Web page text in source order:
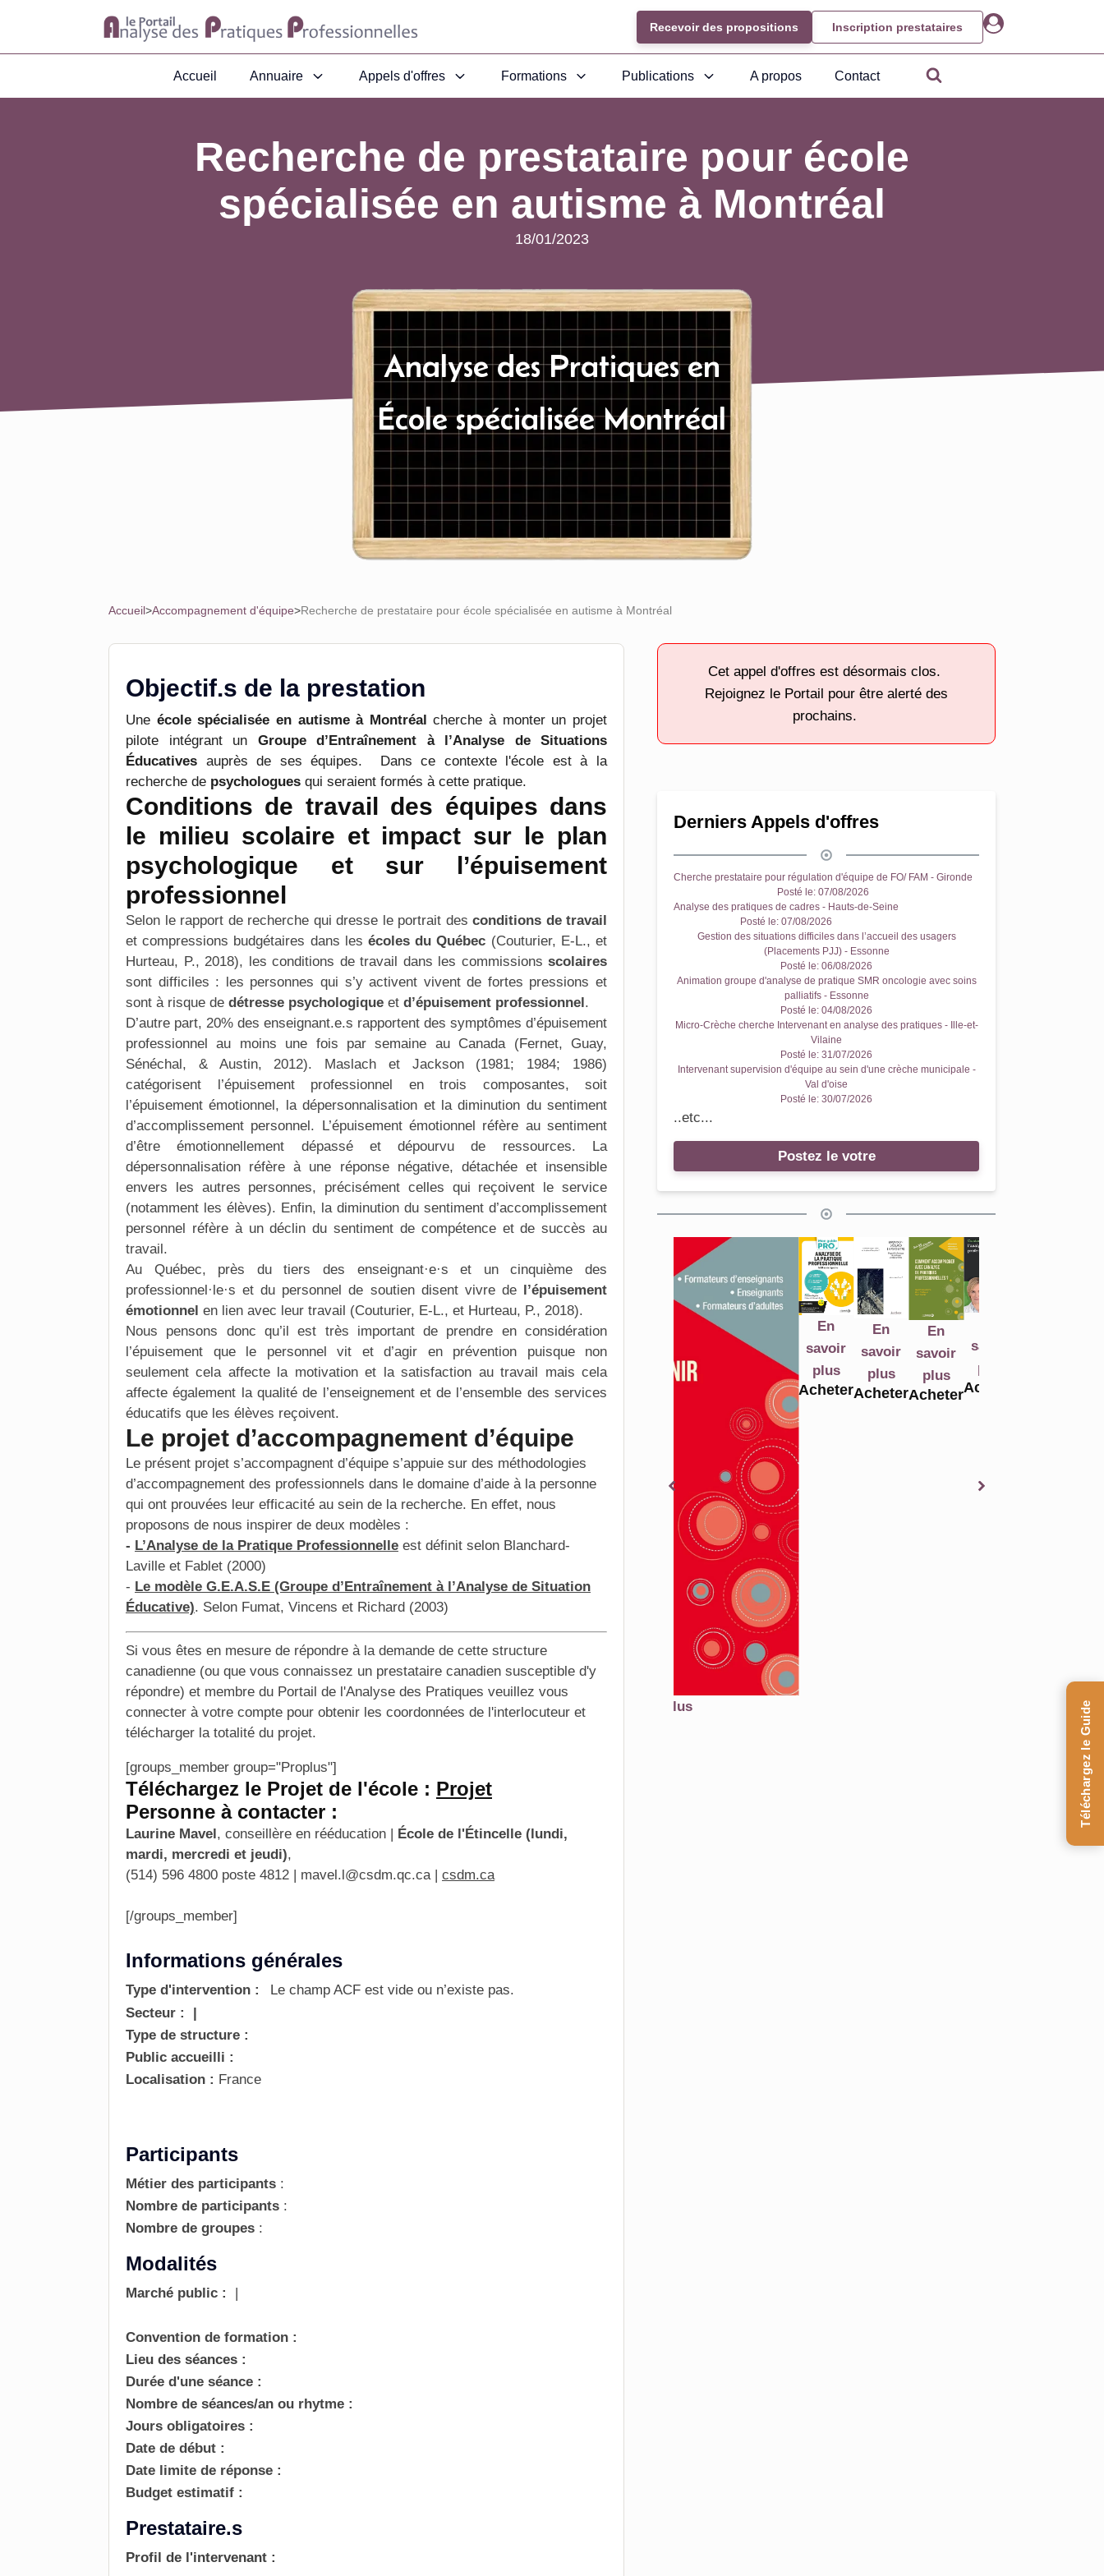
Recevoir des propositions Inscription prestataires
Accueil Annuaire Appels d'offres Formations Publications A propos Contact
Recherche de prestataire pour école
spécialisée en autisme à Montréal
18/01/2023
Analyse des Pratiques en
École spécialisée Montréal
Accueil>Accompagnement d'équipe>Recherche de prestataire pour école spécialisée en autisme à Montréal
Objectif.s de la prestation
Une école spécialisée en autisme à Montréal cherche à monter un projet
pilote intégrant un Groupe d’Entraînement à l’Analyse de Situations
Éducatives auprès de ses équipes. Dans ce contexte l'école est à la
recherche de psychologues qui seraient formés à cette pratique.
Conditions de travail des équipes dans
le milieu scolaire et impact sur le plan
psychologique et sur l’épuisement
professionnel
Selon le rapport de recherche qui dresse le portrait des conditions de travail
et compressions budgétaires dans les écoles du Québec (Couturier, E-L., et
Hurteau, P., 2018), les conditions de travail dans les commissions scolaires
sont difficiles : les personnes qui s’y activent vivent de fortes pressions et
sont à risque de détresse psychologique et d’épuisement professionnel.
D’autre part, 20% des enseignant.e.s rapportent des symptômes d’épuisement
professionnel au moins une fois par semaine au Canada (Fernet, Guay,
Sénéchal, & Austin, 2012). Maslach et Jackson (1981; 1984; 1986)
catégorisent l’épuisement professionnel en trois composantes, soit
l’épuisement émotionnel, la dépersonnalisation et la diminution du sentiment
d’accomplissement personnel. L’épuisement émotionnel réfère au sentiment
d’être émotionnellement dépassé et dépourvu de ressources. La
dépersonnalisation réfère à une réponse négative, détachée et insensible
envers les autres personnes, précisément celles qui reçoivent le service
(notamment les élèves). Enfin, la diminution du sentiment d’accomplissement
personnel réfère à un déclin du sentiment de compétence et de succès au
travail.
Au Québec, près du tiers des enseignant·e·s et un cinquième des
professionnel·le·s et du personnel de soutien disent vivre de l’épuisement
émotionnel en lien avec leur travail (Couturier, E-L., et Hurteau, P., 2018).
Nous pensons donc qu’il est très important de prendre en considération
l’épuisement que le personnel vit et d’agir en prévention puisque non
seulement cela affecte la motivation et la satisfaction au travail mais cela
affecte également la qualité de l’enseignement et de l’ensemble des services
éducatifs que les élèves reçoivent.
Le projet d’accompagnement d’équipe
Le présent projet s’accompagnent d’équipe s’appuie sur des méthodologies
d’accompagnement des professionnels dans le domaine d’aide à la personne
qui ont prouvées leur efficacité au sein de la recherche. En effet, nous
proposons de nous inspirer de deux modèles :
- L’Analyse de la Pratique Professionnelle est définit selon Blanchard-
Laville et Fablet (2000)
- Le modèle G.E.A.S.E (Groupe d’Entraînement à l’Analyse de Situation
Éducative). Selon Fumat, Vincens et Richard (2003)
Si vous êtes en mesure de répondre à la demande de cette structure
canadienne (ou que vous connaissez un prestataire canadien susceptible d'y
répondre) et membre du Portail de l'Analyse des Pratiques veuillez vous
connecter à votre compte pour obtenir les coordonnées de l'interlocuteur et
télécharger la totalité du projet.
[groups_member group="Proplus"]
Téléchargez le Projet de l'école : Projet
Personne à contacter :
Laurine Mavel, conseillère en rééducation | École de l'Étincelle (lundi,
mardi, mercredi et jeudi),
(514) 596 4800 poste 4812 | mavel.l@csdm.qc.ca | csdm.ca
[/groups_member]
Informations générales
Type d'intervention :
Le champ ACF est vide ou n’existe pas.
Secteur :
|
Type de structure :
Public accueilli :
Localisation : France
Participants
Métier des participants :
Nombre de participants :
Nombre de groupes :
Modalités
Marché public : |
Convention de formation :
Lieu des séances :
Durée d'une séance :
Nombre de séances/an ou rhytme :
Jours obligatoires :
Date de début :
Date limite de réponse :
Budget estimatif :
Prestataire.s
Profil de l'intervenant :
Cet appel d'offres est désormais clos.
Rejoignez le Portail pour être alerté des
prochains.
Derniers Appels d'offres
Cherche prestataire pour régulation d'équipe de FO/ FAM - Gironde
Posté le: 07/08/2026
Analyse des pratiques de cadres - Hauts-de-Seine
Posté le: 07/08/2026
Gestion des situations difficiles dans l’accueil des usagers
(Placements PJJ) - Essonne
Posté le: 06/08/2026
Animation groupe d'analyse de pratique SMR oncologie avec soins
palliatifs - Essonne
Posté le: 04/08/2026
Micro-Crèche cherche Intervenant en analyse des pratiques - Ille-et-
Vilaine
Posté le: 31/07/2026
Intervenant supervision d'équipe au sein d'une crèche municipale -
Val d'oise
Posté le: 30/07/2026
..etc...
Postez le votre
En savoir plus
savoir
plus
Acheter
En
savoir
plus
Acheter
En
savoir
plus
Acheter
En
savoir
plus
Acheter
savoir
plus
Acheter
Téléchargez le Guide